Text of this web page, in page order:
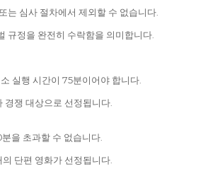
는 심사 절차에서 제외할 수 없습니다.
규정을 완전히 수락함을 의미합니다.
실행 시간이 75분이어야 합니다.
경쟁 대상으로 선정됩니다.
을 초과할 수 없습니다.
단편 영화가 선정됩니다.